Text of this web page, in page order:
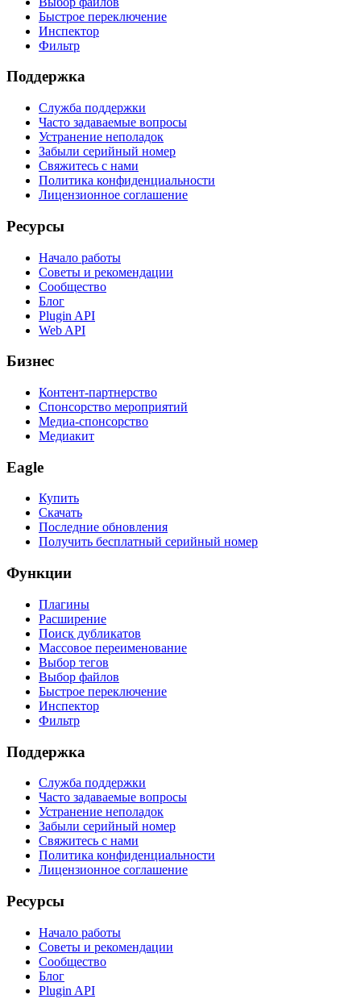
Быстрое переключение
Инспектор
Фильтр
Поддержка
Служба поддержки
Часто задаваемые вопросы
Устранение неполадок
Забыли серийный номер
Свяжитесь с нами
Политика конфиденциальности
Лицензионное соглашение
Ресурсы
Начало работы
Советы и рекомендации
Сообщество
Блог
Plugin API
Web API
Бизнес
Контент-партнерство
Спонсорство мероприятий
Медиа-спонсорство
Медиакит
Eagle
Купить
Скачать
Последние обновления
Получить бесплатный серийный номер
Функции
Плагины
Расширение
Поиск дубликатов
Массовое переименование
Выбор тегов
Выбор файлов
Быстрое переключение
Инспектор
Фильтр
Поддержка
Служба поддержки
Часто задаваемые вопросы
Устранение неполадок
Забыли серийный номер
Свяжитесь с нами
Политика конфиденциальности
Лицензионное соглашение
Ресурсы
Начало работы
Советы и рекомендации
Сообщество
Блог
Plugin API